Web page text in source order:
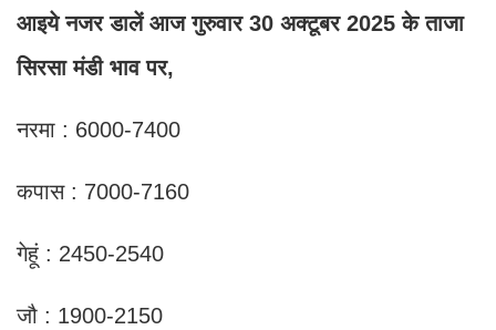
आइये नजर डालें आज गुरुवार 30 अक्टूबर 2025 के ताजा
सिरसा मंडी भाव पर,
नरमा : 6000-7400
कपास : 7000-7160
गेहूं : 2450-2540
जौ : 1900-2150